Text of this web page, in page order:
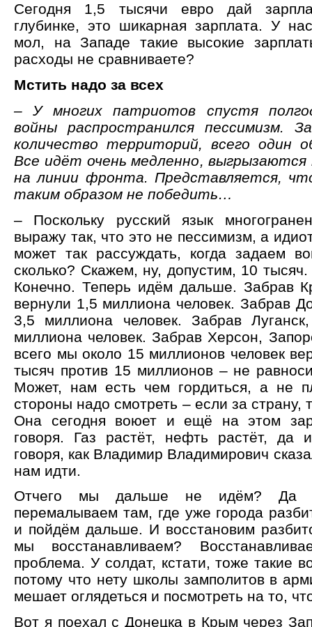
Сегодня 1,5 тысячи евро дай
глубинке, это шикарная зарплата. У
мол, на Западе такие высокие
расходы не сравниваете?
Мстить надо за всех
– У многих патриотов спустя
войны распространился пессимизм.
количество территорий, всего один
Все идёт очень медленно, выгрызаются
на линии фронта. Представляется,
таким образом не победить…
– Поскольку русский язык
выражу так, что это не пессимизм, а
может так рассуждать, когда задаем
сколько? Скажем, ну, допустим, 10
Конечно. Теперь идём дальше. Забрав
вернули 1,5 миллиона человек. Забрав
3,5 миллиона человек. Забрав
миллиона человек. Забрав Херсон,
всего мы около 15 миллионов человек
тысяч против 15 миллионов – не
Может, нам есть чем гордиться, а не
стороны надо смотреть – если за страну,
Она сегодня воюет и ещё на этом
говоря. Газ растёт, нефть растёт, да
говоря, как Владимир Владимирович
нам идти.
Отчего мы дальше не идём? Да
перемалываем там, где уже города
и пойдём дальше. И восстановим
мы восстанавливаем?
проблема. У солдат, кстати, тоже такие
потому что нету школы замполитов в
мешает оглядеться и посмотреть на то,
Вот я поехал с Донецка в Крым через